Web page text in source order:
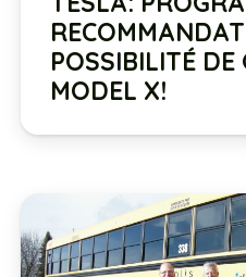
POSSIBILITÉ DE
MODEL X!